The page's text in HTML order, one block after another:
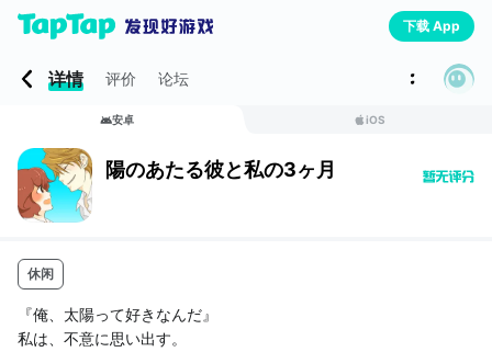
下载 App
详情 评价 论坛
安卓 iOS
陽のあたる彼と私の3ヶ月
休闲
『俺、太陽って好きなんだ』
私は、不意に思い出す。